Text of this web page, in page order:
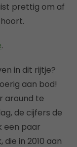
prettig om af
.
in dit rijtje?
aan bod!
around te
de cijfers de
een paar
in 2010 aan